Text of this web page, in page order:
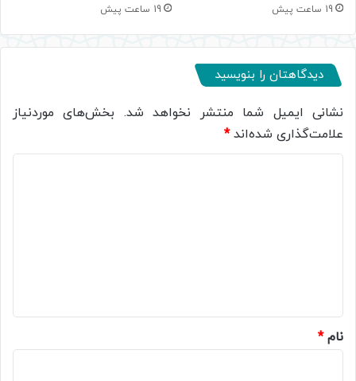
19 ساعت پیش 19 ساعت پیش
دیدگاهتان را بنویسید
نشانی ایمیل شما منتشر نخواهد شد. بخش‌های موردنیاز
علامت‌گذاری شده‌اند*
نام*